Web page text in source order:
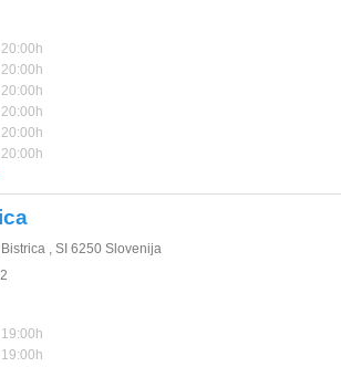
Bistrica , SI 6250 Slovenija